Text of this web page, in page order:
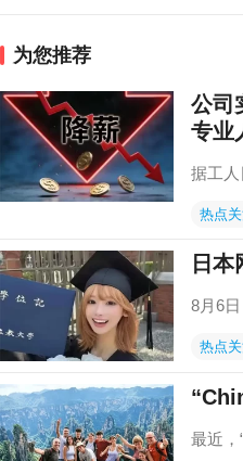
为您推荐
公司
专业
据工
热点
日
8月6
热点
最近，